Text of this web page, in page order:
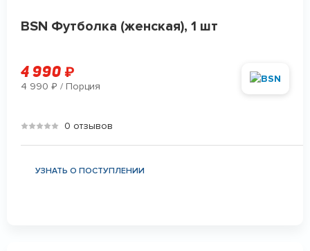
BSN Футболка (женская), 1 шт
4 990 ₽
4 990 ₽ / Порция
0 отзывов
УЗНАТЬ О ПОСТУПЛЕНИИ